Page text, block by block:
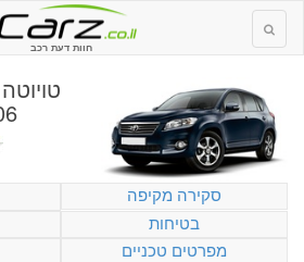
חוות דעת רכב
סקירה מקיפה
בטיחות
מפרטים טכניים